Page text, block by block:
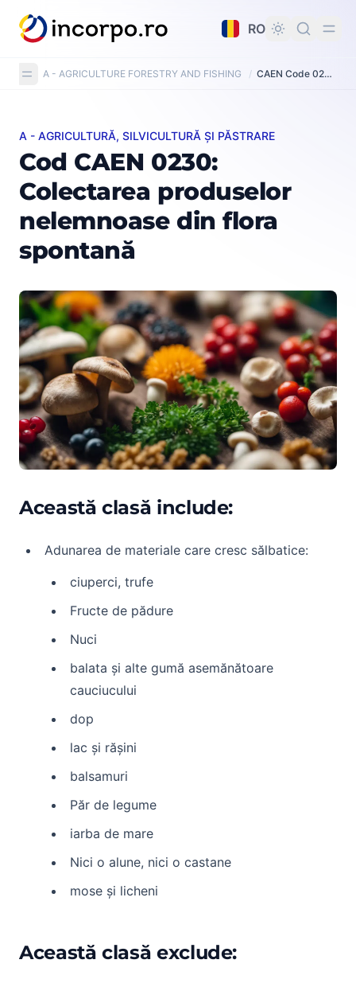
principal
RO
A - AGRICULTURE FORESTRY AND FISHING / CAEN Code 0230: Gathering of wild growing non-wood products
Cod CAEN 0230: Colectarea produselor nelemnoase
A - AGRICULTURĂ, SILVICULTURĂ ȘI PĂSTRARE
Cod CAEN 0230:
Colectarea produselor
nelemnoase din flora
spontană
Această clasă include:
Adunarea de materiale care cresc sălbatice:
ciuperci, trufe
Fructe de pădure
Nuci
balata și alte gumă asemănătoare
cauciucului
dop
lac și rășini
balsamuri
Păr de legume
iarba de mare
Nici o alune, nici o castane
mose și licheni
Această clasă exclude: